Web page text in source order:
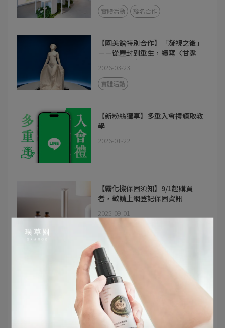
實體活動 聯名合作
【國美館特別合作】「凝視之後」
－－從塵封到重生，續寫〈甘露
水〉氣味篇章
2026-03-23
實體活動
【新粉絲獨享】多重入會禮領取教
學
2026-01-22
【霧化機保固須知】9/1起購買
者，敬請上網登記保固資訊
2025-09-01
霧化機
【淨保養PURRENEW】9/1臉部新
品即將上市
2025-08-28
保養 清潔